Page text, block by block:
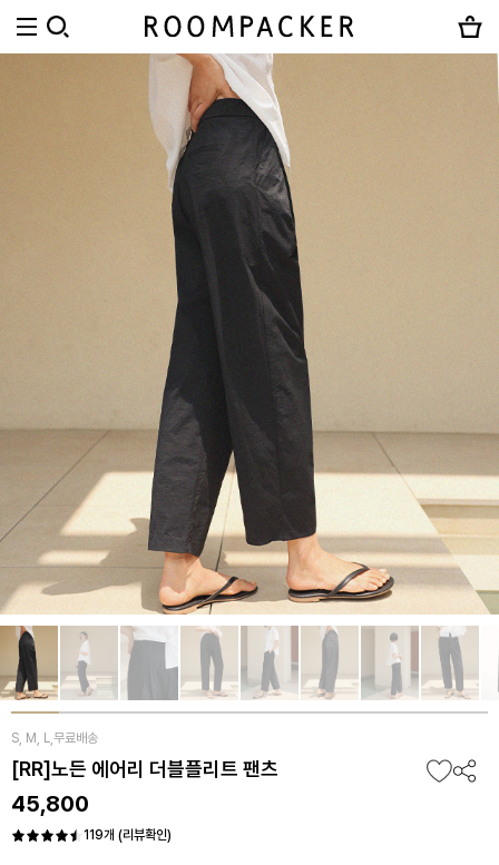
S, M, L,무료배송
[RR]노든 에어리 더블플리트 팬츠
45,800
119개 (리뷰확인)